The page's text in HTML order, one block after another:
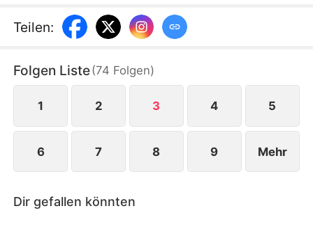
Abendessen spürt Verena die abwertenden Blicke
der Freunde. Schließlich beschließt sie, ihre
entschlossen in die Kanzlei zurück.
Teilen:
Folgen Liste(74 Folgen)
1 2 3 4 5
6 7 8 9 Mehr
Dir gefallen könnten